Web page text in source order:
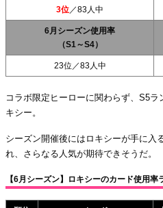
3位／83人中
6月シーズン使用率
（S1～S4）
23位／83人中
コラボ限定ヒーローに関わらず、S5
キシー。
シーズン開催後にはロキシーが手に
れ、さらなる人気が期待できそうだ。
【6月シーズン】ロキシーのカード使用率